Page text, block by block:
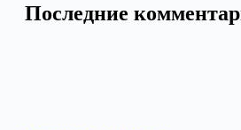
Последние